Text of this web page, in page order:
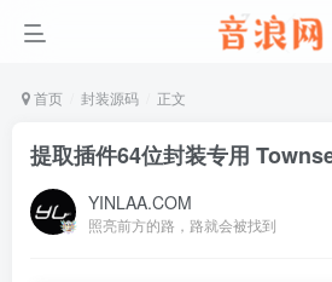
首页 封装源码 正文
提取插件64位封装专用
YINLAA.COM
照亮前方的路，路就会被找到